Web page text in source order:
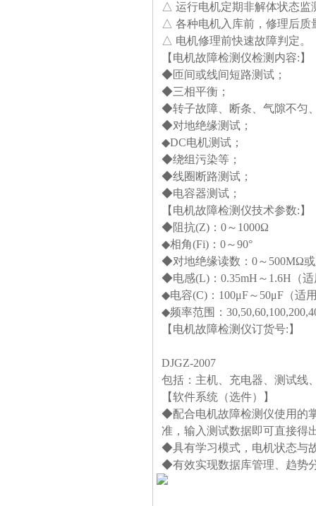
△ 运行电机定期非解体状态监
△ 各种电机入库前，修理后质
△ 电机修理前快速故障判定。
【电机故障检测仪检测内容: 】
◆匝间或线间短路测试；
◆三相平衡；
◆转子故障、断条、气隙不匀
◆对地绝缘测试；
◆DC电机测试；
◆绕组污染等；
◆线圈断路测试；
◆电容器测试；
【电机故障检测仪技术参数: 】
◆阻抗(Z)：0～1000Ω
◆相角(Fi)：0～90°
◆对地绝缘读数：0～500MΩ
◆电感(L)：0.35mH～1.6H（
◆电容(C)：100μF～50μF（适
◆频率范围：
【电机故障检测仪订货号: 】
DJGZ-2007
包括：主机、充电器、测试线
【软件系统（选件）
】
◆配合电机故障检测仪使用的
准，输入测试数据即可直接得
◆具有学习模式，电机状态与
◆有效实现数据库管理、趋势